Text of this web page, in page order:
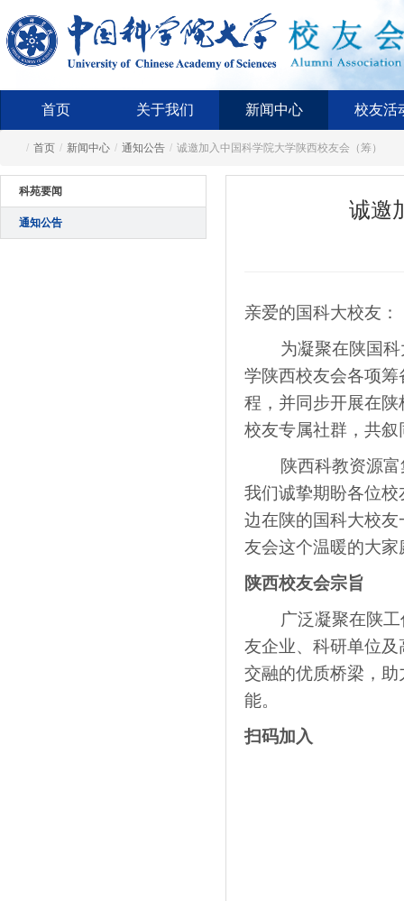
首页 关于我们 新闻中心 校友活
/ 首页 / 新闻中心 / 通知公告 / 诚邀加入中国科学院大学陕西校友会（筹）
科苑要闻
通知公告
诚邀
亲爱的国科大校
为凝聚在陕国科大
学陕西校友会各项
程，并同步开展在
校友专属社群，共
陕西科教资源
我们诚挚期盼各位
边在陕的国科大校
友会这个温暖的大
陕西校友会宗旨
广泛凝聚在陕
友企业、科研单位
交融的优质桥梁，
能。
扫码加入